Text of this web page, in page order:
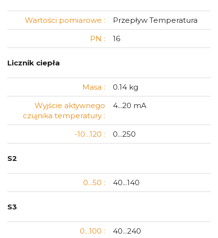
Wartości pomiarowe :
Przepływ Temperatura
PN :
16
Licznik ciepła
Masa :
0.14 kg
Wyjście aktywnego
czujnika temperatury :
4...20 mA
-10...120 : 0...250
S2
0...50 : 40...140
S3
0...100 : 40...240